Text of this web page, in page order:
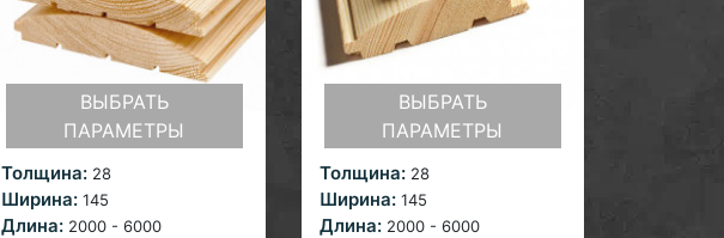
ВЫБРАТЬ
ПАРАМЕТРЫ
Толщина: 28
Ширина: 145
Длина: 2000 - 6000
ВЫБРАТЬ
ПАРАМЕТРЫ
Толщина: 28
Ширина: 145
Длина: 2000 - 6000